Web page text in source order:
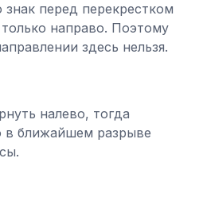
перед перекрестком
направо. Поэтому
здесь нельзя.
налево, тогда
в ближайшем разрыве